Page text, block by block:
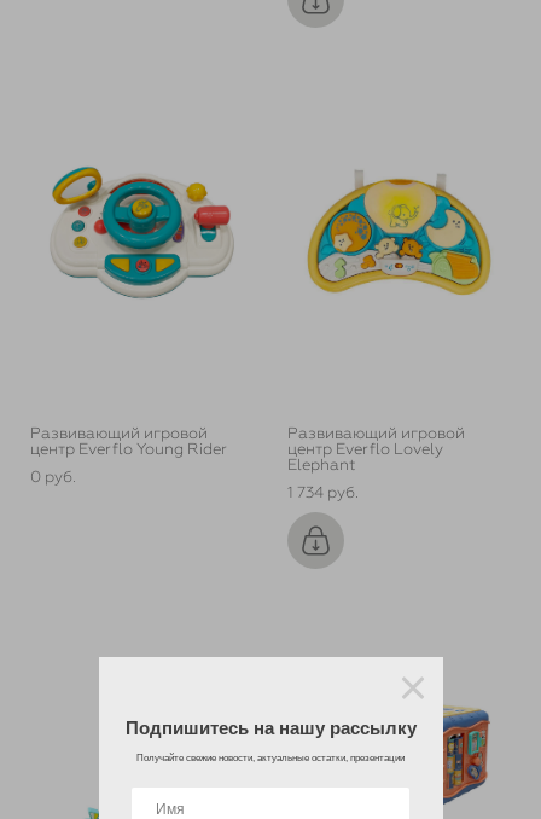
Подпишитесь на нашу рассылку
Получайте свежие новости, актуальные остатки, презентации
Развивающий игровой
центр Everflo Young Rider
0 pуб.
Развивающий игровой
центр Everflo Lovely
Elephant
1 734 pуб.